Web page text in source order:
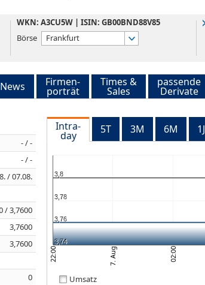
WKN: A3CU5W | ISIN: GB00BND88V85
Börse
Frankfurt
News Firmen-
porträt
Times &
Sales
passende
Derivate
- / -
- / -
/ 07.08.
/ 3,7600
3,7600
3,7600
0
Intra-
day 5T 3M 6M 1J
22:00 7. Aug 02:00
3,74
3,76
3,78
3,8
Umsatz